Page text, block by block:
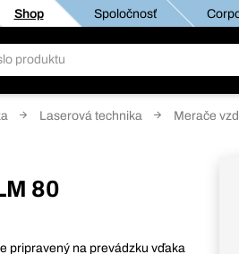
Shop Spoločnosť
Laserová technika
Merače
80
pripravený na prevádzku vďaka